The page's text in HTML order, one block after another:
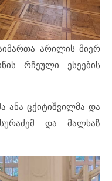
არილის მიერ
რჩეული ესეების
ანა ცქიტიშვილმა და
და მალხაზ